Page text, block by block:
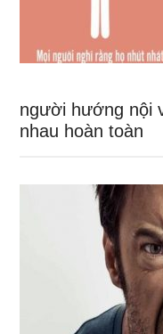
người hướng nội
nhau hoàn toàn